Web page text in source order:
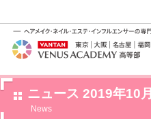
ニュース 2019年10月
News